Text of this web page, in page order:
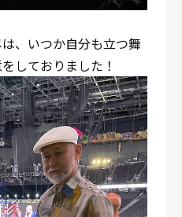
、いつか自分も立つ舞
しておりました！